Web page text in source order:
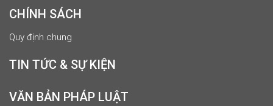
CHÍNH SÁCH
Quy định chung
TIN TỨC & SỰ KIỆN
VĂN BẢN PHÁP LUẬT